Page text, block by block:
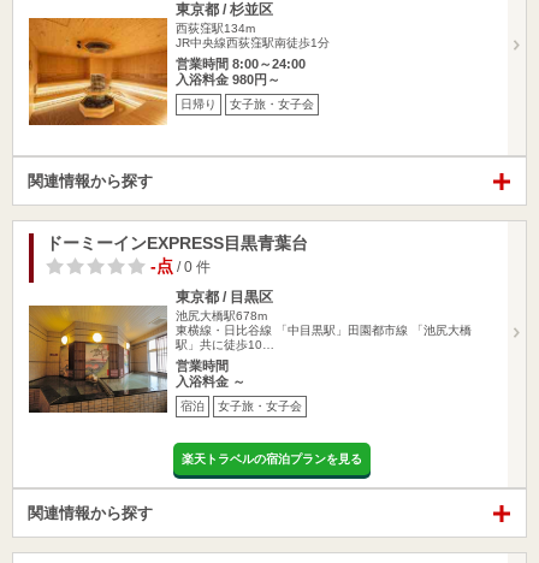
東京都 / 杉並区
西荻窪駅134m
JR中央線西荻窪駅南徒歩1分
営業時間 8:00～24:00
入浴料金 980円～
日帰り 女子旅・女子会
関連情報から探す
ドーミーインEXPRESS目黒青葉台
-点 / 0 件
東京都 / 目黒区
池尻大橋駅678m
東横線・日比谷線 「中目黒駅」田園都市線 「池尻大橋
駅」共に徒歩10…
営業時間
入浴料金 ～
宿泊 女子旅・女子会
楽天トラベルの宿泊プランを見る
関連情報から探す